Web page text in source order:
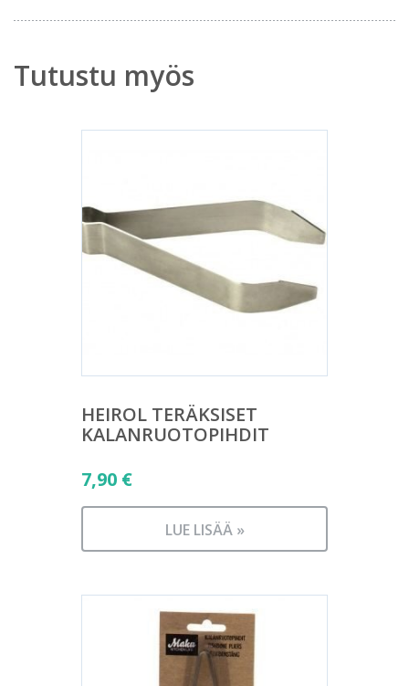
Tutustu myös
HEIROL TERÄKSISET
KALANRUOTOPIHDIT
7,90 €
LUE LISÄÄ »